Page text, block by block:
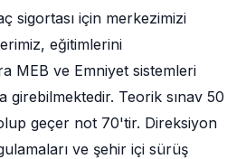
sigortası için merkezimizi
eğitimlerini
MEB ve Emniyet sistemleri
girebilmektedir. Teorik sınav 50
geçer not 70'tir. Direksiyon
ve şehir içi sürüş